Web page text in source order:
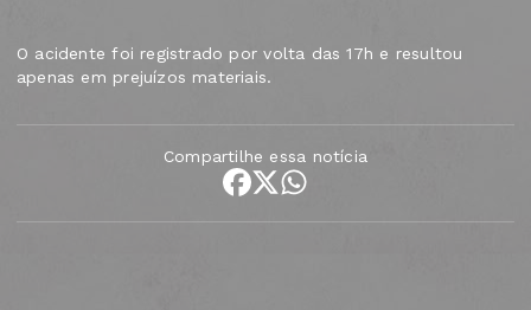
O acidente foi registrado por volta das 17h e resultou
apenas em prejuízos materiais.
Compartilhe essa notícia